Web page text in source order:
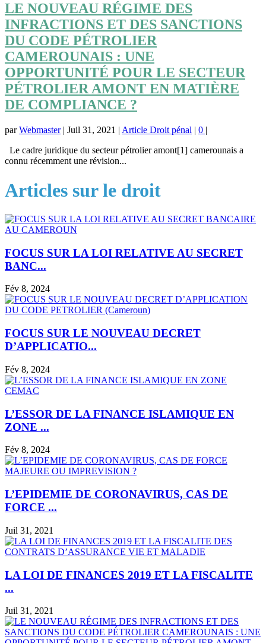
LE NOUVEAU RÉGIME DES
INFRACTIONS ET DES SANCTIONS
DU CODE PÉTROLIER
CAMEROUNAIS : UNE
OPPORTUNITÉ POUR LE SECTEUR
PÉTROLIER AMONT EN MATIÈRE
DE COMPLIANCE ?
parWebmaster| Juil 31, 2021 | Article Droit pénal | 0 |
Le cadre juridique du secteur pétrolier amont[1] camerounais a
connu récemment une révision...
Articles sur le droit
FOCUS SUR LA LOI RELATIVE AU SECRET
BANC...
Fév 8, 2024
FOCUS SUR LE NOUVEAU DECRET
D’APPLICATIO...
Fév 8, 2024
L’ESSOR DE LA FINANCE ISLAMIQUE EN
ZONE ...
Fév 8, 2024
L’EPIDEMIE DE CORONAVIRUS, CAS DE
FORCE ...
Juil 31, 2021
LA LOI DE FINANCES 2019 ET LA FISCALITE
...
Juil 31, 2021